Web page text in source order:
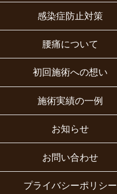
感染症防止対策
腰痛について
初回施術への想い
施術実績の一例
お知らせ
お問い合わせ
プライバシーポリシー